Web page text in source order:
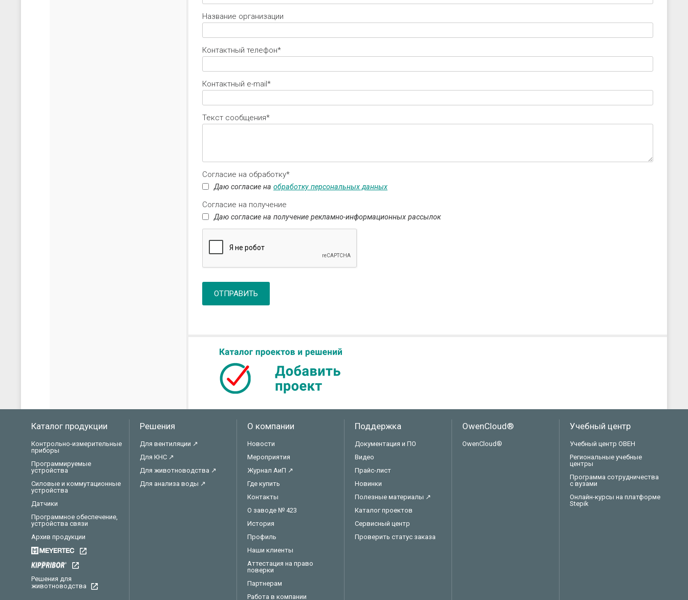
Название организации
Контактный телефон*
Контактный e-mail*
Текст сообщения*
Согласие на обработку*
Даю согласие на обработку персональных данных
Согласие на получение
Даю согласие на получение рекламно-информационных рассылок
ОТПРАВИТЬ
Каталог продукции
Контрольно-измерительные
приборы
Программируемые
устройства
Силовые и коммутационные
устройства
Датчики
Программное обеспечение,
устройства связи
Архив продукции
Решения для
животноводства
Решения
Для вентиляции ↗
Для КНС ↗
Для животноводства ↗
Для анализа воды ↗
О компании
Новости
Мероприятия
Журнал АиП ↗
Где купить
Контакты
О заводе № 423
История
Профиль
Наши клиенты
Аттестация на право
поверки
Партнерам
Работа в компании
Поддержка
Документация и ПО
Видео
Прайс-лист
Новинки
Полезные материалы ↗
Каталог проектов
Сервисный центр
Проверить статус заказа
OwenCloud®
OwenCloud®
Учебный центр
Учебный центр ОВЕН
Региональные учебные
центры
Программа сотрудничества
с вузами
Онлайн-курсы на платформе
Stepik